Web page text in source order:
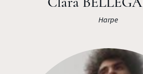
Harpe